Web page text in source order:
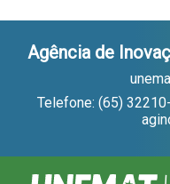
Agência de
Telefone: (65)